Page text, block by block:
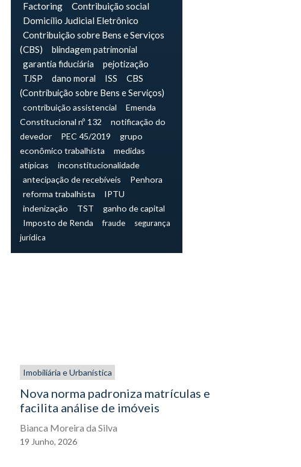
Factoring
Contribuição social
Domicílio Judicial Eletrônico
Contribuição sobre Bens e Serviços
(CBS)
blindagem patrimonial
garantia fiduciária
pejotização
TJSP
dano moral ISS
CBS
(Contribuição sobre Bens e Serviços)
contribuição assistencial
Emenda
Constitucional nº 132
notificação do
devedor
PEC 45/2019
grupo
econômico trabalhista
medidas
atípicas
inconstitucionalidade
antecipação de recebíveis
Penhora
reforma trabalhista
IPTU
indenização
TST
ganho de capital
Imposto de Renda
fraude
segurança
jurídica
Imobiliária e Urbanística
Nova norma padroniza matrículas e
facilita análise de imóveis
Bianca Moreira da Silva
19 Junho, 2026